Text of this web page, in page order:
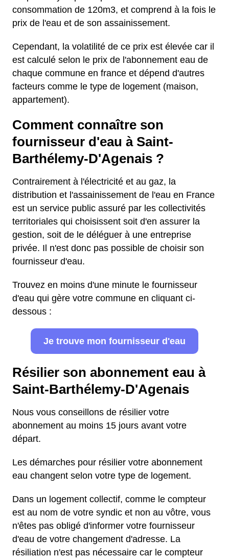
consommation de 120m3, et comprend à la fois le
prix de l'eau et de son assainissement.
Cependant, la volatilité de ce prix est élevée car il
est calculé selon le prix de l'abonnement eau de
chaque commune en france et dépend d'autres
facteurs comme le type de logement (maison,
appartement).
Comment connaître son
fournisseur d'eau à Saint-
Barthélemy-D'Agenais ?
Contrairement à l'électricité et au gaz, la
distribution et l'assainissement de l'eau en France
est un service public assuré par les collectivités
territoriales qui choisissent soit d'en assurer la
gestion, soit de le déléguer à une entreprise
privée. Il n'est donc pas possible de choisir son
fournisseur d'eau.
Trouvez en moins d'une minute le fournisseur
d'eau qui gère votre commune en cliquant ci-
dessous :
Je trouve mon fournisseur d'eau
Résilier son abonnement eau à
Saint-Barthélemy-D'Agenais
Nous vous conseillons de résilier votre
abonnement au moins 15 jours avant votre
départ.
Les démarches pour résilier votre abonnement
eau changent selon votre type de logement.
Dans un logement collectif, comme le compteur
est au nom de votre syndic et non au vôtre, vous
n'êtes pas obligé d'informer votre fournisseur
d'eau de votre changement d'adresse. La
résiliation n'est pas nécessaire car le compteur